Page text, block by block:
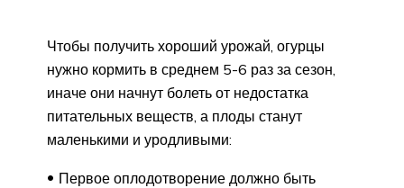
Чтобы получить хороший урожай, огурцы
нужно кормить в среднем 5-6 раз за сезон,
иначе они начнут болеть от недостатка
питательных веществ, а плоды станут
маленькими и уродливыми:
Первое оплодотворение должно быть